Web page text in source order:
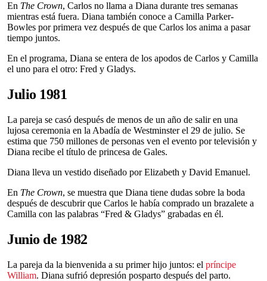
En The Crown, Carlos no llama a Diana durante tres semanas
mientras está fuera. Diana también conoce a Camilla Parker-
Bowles por primera vez después de que Carlos los anima a pasar
tiempo juntos.
En el programa, Diana se entera de los apodos de Carlos y Camilla
el uno para el otro: Fred y Gladys.
Julio 1981
La pareja se casó después de menos de un año de salir en una
lujosa ceremonia en la Abadía de Westminster el 29 de julio. Se
estima que 750 millones de personas ven el evento por televisión y
Diana recibe el título de princesa de Gales.
Diana lleva un vestido diseñado por Elizabeth y David Emanuel.
En The Crown, se muestra que Diana tiene dudas sobre la boda
después de descubrir que Carlos le había comprado un brazalete a
Camilla con las palabras “Fred & Gladys” grabadas en él.
Junio de 1982
La pareja da la bienvenida a su primer hijo juntos: el príncipe
William. Diana sufrió depresión posparto después del parto.